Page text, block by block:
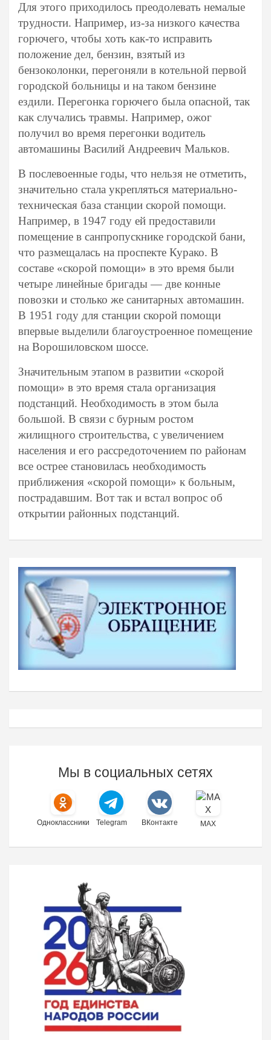
Для этого приходилось преодолевать немалые
трудности. Например, из-за низкого качества
горючего, чтобы хоть как-то исправить
положение дел, бензин, взятый из
бензоколонки, перегоняли в котельной первой
городской больницы и на таком бензине
ездили. Перегонка горючего была опасной, так
как случались травмы. Например, ожог
получил во время перегонки водитель
автомашины Василий Андреевич Мальков.
В послевоенные годы, что нельзя не отметить,
значительно стала укрепляться материально-
техническая база станции скорой помощи.
Например, в 1947 году ей предоставили
помещение в санпропускнике городской бани,
что размещалась на проспекте Курако. В
составе «скорой помощи» в это время были
четыре линейные бригады — две конные
повозки и столько же санитарных автомашин.
В 1951 году для станции скорой помощи
впервые выделили благоустроенное помещение
на Ворошиловском шоссе.
Значительным этапом в развитии «скорой
помощи» в это время стала организация
подстанций. Необходимость в этом была
большой. В связи с бурным ростом
жилищного строительства, с увеличением
населения и его рассредоточением по районам
все острее становилась необходимость
приближения «скорой помощи» к больным,
пострадавшим. Вот так и встал вопрос об
открытии районных подстанций.
Мы в социальных сетях
Одноклассники Telegram ВКонтакте MAX